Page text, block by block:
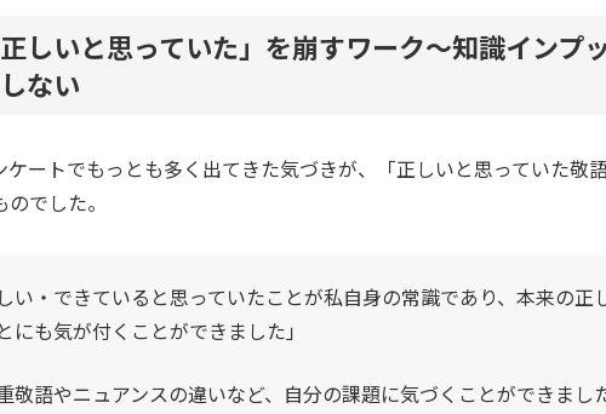
しいと思っていた」を崩すワーク～知識インプ
ない
ケートでもっとも多く出てきた気づきが、「正しいと思っていた敬
でした。
しい・できていると思っていたことが私自身の常識であり、本来の正
にも気が付くことができました」
重敬語やニュアンスの違いなど、自分の課題に気づくことができまし